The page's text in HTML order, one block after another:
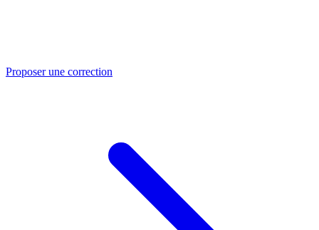
Proposer une correction